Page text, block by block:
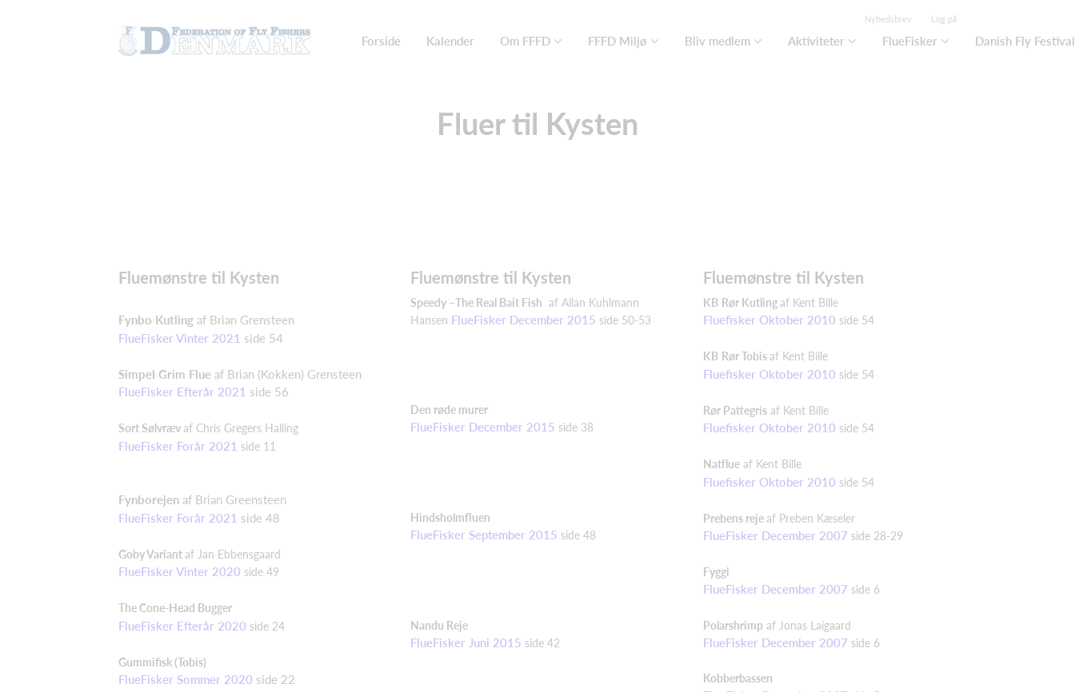
Nyhedsbrev Log på
Forside Kalender Om FFFD FFFD Miljø Bliv medlem Aktiviteter FlueFisker Danish Fly Festival
Fluer til Kysten
Fluemønstre til Kysten
Fynbo Kutling af Brian Grensteen
FlueFisker Vinter 2021 side 54
Simpel Grim Flue af Brian (Kokken) Grensteen
FlueFisker Efterår 2021 side 56
Sort Sølvrævaf Chris Gregers Halling
FlueFisker Forår 2021 side 11
Fynborejen af Brian Greensteen
FlueFisker Forår 2021 side 48
Goby Variantaf Jan Ebbensgaard
FlueFisker Vinter 2020 side 49
The Cone-Head Bugger
FlueFisker Efterår 2020 side 24
Gummifisk (Tobis)
FlueFisker Sommer 2020 side 22
Fluemønstre til Kysten
Speedy –The Real Bait Fish af Allan Kuhlmann
Hansen FlueFisker December 2015 side 50-53
Den røde murer
FlueFisker December 2015 side 38
Hindsholmfluen
FlueFisker September 2015 side48
Nandu Reje
FlueFisker Juni 2015 side 42
Fluemønstre til Kysten
KB Rør Kutlingaf Kent Bille
Fluefisker Oktober 2010 side 54
KB Rør Tobisaf Kent Bille
Fluefisker Oktober 2010 side 54
Rør Pattegrisaf Kent Bille
Fluefisker Oktober 2010 side 54
Natflueaf Kent Bille
Fluefisker Oktober 2010 side 54
Prebens rejeaf Preben Kæseler
FlueFisker December 2007 side 28-29
Fyggi
FlueFisker December 2007 side 6
Polarshrimpaf Jonas Laigaard
FlueFisker December 2007 side 6
Kobberbassen